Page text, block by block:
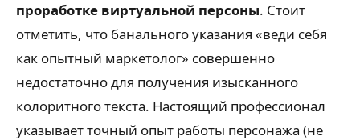
проработке виртуальной персоны. Стоит
отметить, что банального указания «веди себя
как опытный маркетолог» совершенно
недостаточно для получения изысканного
колоритного текста. Настоящий профессионал
указывает точный опыт работы персонажа (не